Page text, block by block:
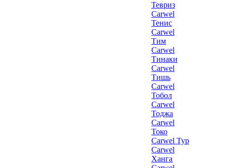
Тевриз
Carwel
Тенис
Carwel
Тим
Carwel
Тинаки
Carwel
Тишь
Carwel
Тобол
Carwel
Тоджа
Carwel
Токо
Carwel Тур
Carwel
Ханга